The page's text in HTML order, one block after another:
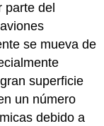
parte del
se mueva de
superficie
un número
debido a